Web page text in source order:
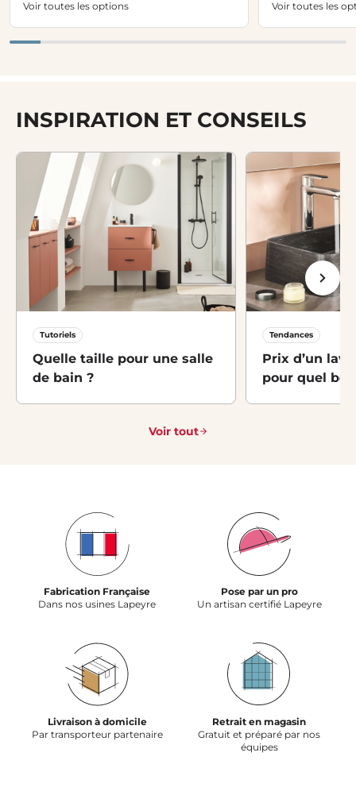
Voir toutes les options
Voir toutes les
INSPIRATION ET CONSEILS
Tutoriels
Quelle taille pour une salle
de bain ?
Tendances
Prix d’un
pour quel
Voir tout
Fabrication Française
Dans nos usines Lapeyre
Pose par un pro
Un artisan certifié Lapeyre
Livraison à domicile
Par transporteur partenaire
Retrait en magasin
Gratuit et préparé par nos
équipes